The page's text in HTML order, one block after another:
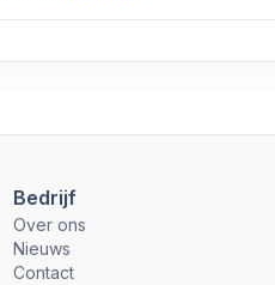
Bedrijf
Over ons
Nieuws
Contact